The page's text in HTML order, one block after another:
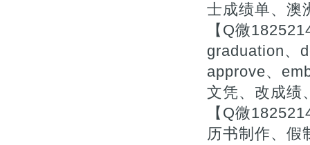
士成绩单、澳
【Q微
graduation、
approve、
文凭、改成绩
【Q微
历书制作、假